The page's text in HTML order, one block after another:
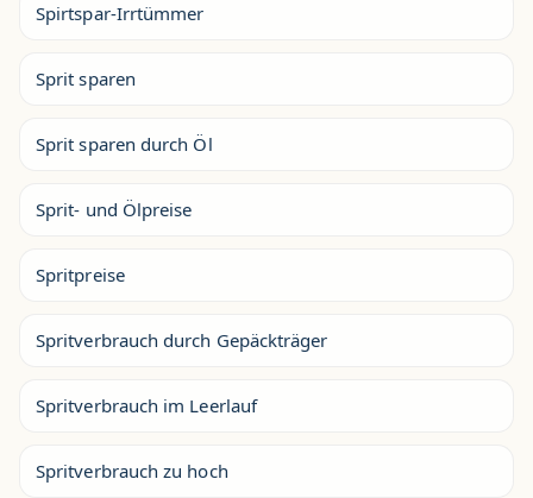
Spirtspar-Irrtümmer
Sprit sparen
Sprit sparen durch Öl
Sprit- und Ölpreise
Spritpreise
Spritverbrauch durch Gepäckträger
Spritverbrauch im Leerlauf
Spritverbrauch zu hoch